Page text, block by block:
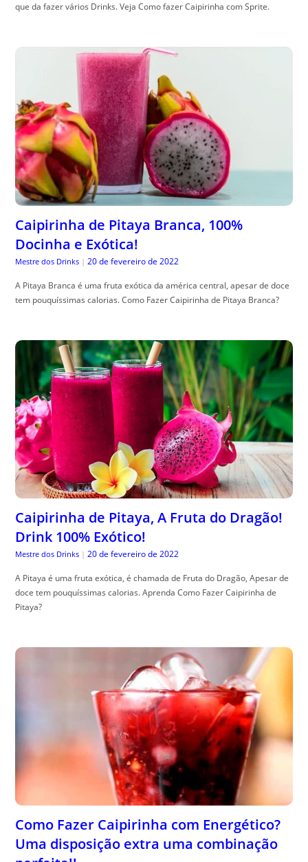
que da fazer vários Drinks. Veja Como fazer Caipirinha com Sprite.
Caipirinha de Pitaya Branca, 100%
Docinha e Exótica!
Mestre dos Drinks | 20 de fevereiro de 2022
A Pitaya Branca é uma fruta exótica da américa central, apesar de doce
tem pouquíssimas calorias. Como Fazer Caipirinha de Pitaya Branca?
Caipirinha de Pitaya, A Fruta do Dragão!
Drink 100% Exótico!
Mestre dos Drinks | 20 de fevereiro de 2022
A Pitaya é uma fruta exótica, é chamada de Fruta do Dragão, Apesar de
doce tem pouquíssimas calorias. Aprenda Como Fazer Caipirinha de
Pitaya?
Como Fazer Caipirinha com Energético?
Uma disposição extra uma combinação